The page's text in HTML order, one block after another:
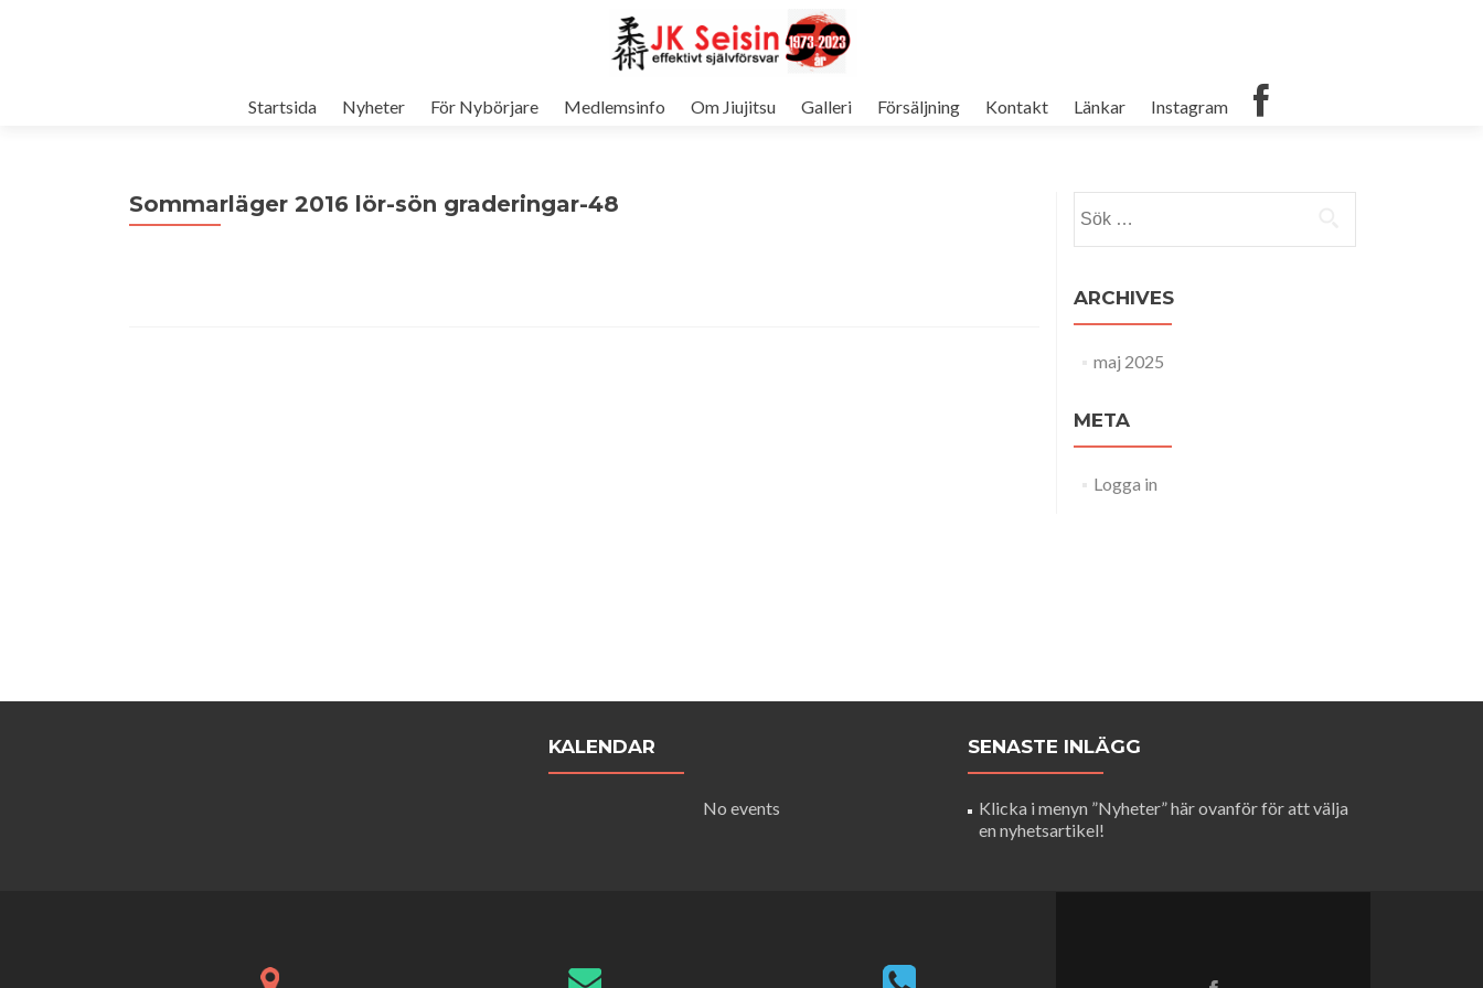
Startsida Nyheter För Nybörjare Medlemsinfo Om Jiujitsu Galleri Försäljning Kontakt Länkar Instagram
Sommarläger 2016 lör-sön graderingar-48
efter:
ARCHIVES
maj 2025
META
Logga in
KALENDAR
No events
SENASTE INLÄGG
Klicka i menyn ”Nyheter” här ovanför för att välja
en nyhetsartikel!